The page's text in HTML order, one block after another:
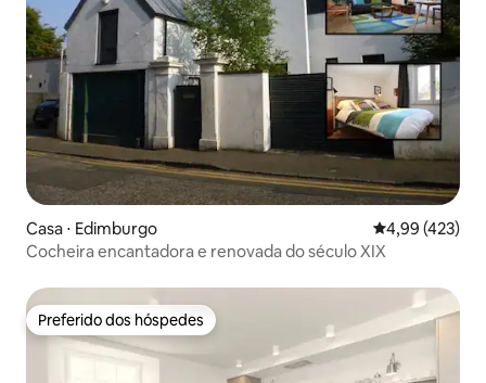
Casa ⋅ Edimburgo 4,99 de uma
4,99 (423)
Cocheira encantadora e renovada do século XIX
Preferido dos hóspedes
Preferido dos hóspedes